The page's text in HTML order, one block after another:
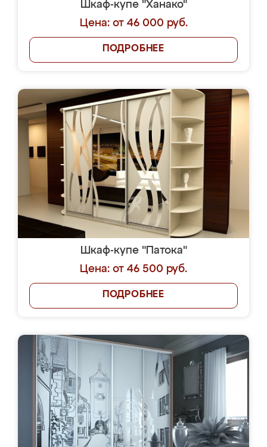
Шкаф-купе "Ханако"
Цена: от 46 000 руб.
ПОДРОБНЕЕ
Шкаф-купе "Патока"
Цена: от 46 500 руб.
ПОДРОБНЕЕ